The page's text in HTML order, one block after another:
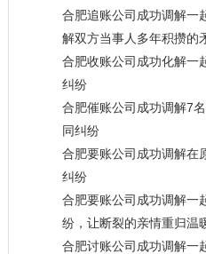
合肥追账公司成功调解一
解双方当事人多年积攒的
合肥收账公司成功化解一
纠纷
合肥催账公司成功调解7
同纠纷
合肥要账公司成功调解在
纠纷
合肥要账公司成功调解一
纷，让断裂的亲情重归温
合肥讨账公司成功调解一